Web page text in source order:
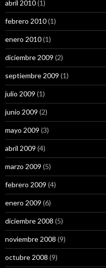
abril 2010(1)
febrero 2010(1)
enero 2010(1)
diciembre 2009 (2)
septiembre 2009 (1)
julio 2009 (1)
junio 2009 (2)
mayo 2009 (3)
abril 2009 (4)
marzo 2009 (5)
febrero 2009 (4)
enero 2009 (6)
diciembre 2008 (5)
noviembre 2008 (9)
octubre 2008 (9)